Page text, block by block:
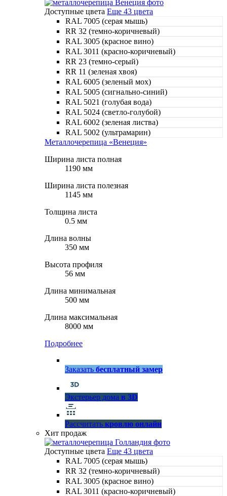
Доступные цвета Еще 43 цвета
RAL 7005 (серая мышь)
RR 32 (темно-коричневый)
RAL 3005 (красное вино)
RAL 3011 (красно-коричневый)
RR 23 (темно-серый)
RR 11 (зеленая хвоя)
RAL 6005 (зеленый мох)
RAL 5005 (сигнально-синий)
RAL 5021 (голубая вода)
RAL 5024 (светло-голубой)
RAL 6002 (зеленая листва)
RAL 5002 (ультрамарин)
Металлочерепица «Венеция»
Ширина листа полная
1190 мм
Ширина листа полезная
1145 мм
Толщина листа
0.5 мм
Длина волны
350 мм
Высота профиля
56 мм
Длина минимальная
500 мм
Длина максимальная
8000 мм
Подробнее
Заказать бесплатный замер
Экстерьер дома в 3D
Рассчитать кровлю онлайн
Хит продаж
Доступные цвета Еще 43 цвета
RAL 7005 (серая мышь)
RR 32 (темно-коричневый)
RAL 3005 (красное вино)
RAL 3011 (красно-коричневый)